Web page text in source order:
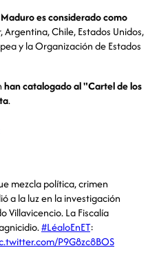
es considerado como
Argentina, Chile, Estados Unidos,
y la Organización de Estados
han catalogado al "Cartel de los
.
mezcla política, crimen
a la luz en la investigación
Villavicencio. La Fiscalía
#LéaloEnET:
P9G8zc8BOS